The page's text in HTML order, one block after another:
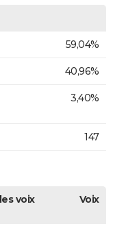
59,04%
40,96%
3,40%
147
voix Voix